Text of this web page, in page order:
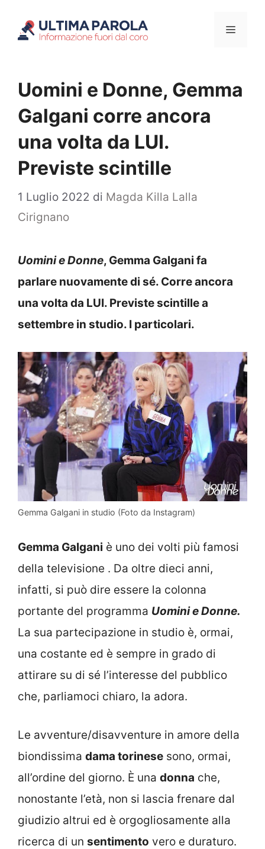
Menu
Uomini e Donne, Gemma
Galgani corre ancora
una volta da LUI.
Previste scintille
1 Luglio 2022 di Magda Killa Lalla
Cirignano
Uomini e Donne, Gemma Galgani fa
parlare nuovamente di sé. Corre ancora
una volta da LUI. Previste scintille a
settembre in studio. I particolari.
Gemma Galgani in studio (Foto da Instagram)
Gemma Galgani è uno dei volti più famosi
della televisione . Da oltre dieci anni,
infatti, si può dire essere la colonna
portante del programma Uomini e Donne.
La sua partecipazione in studio è, ormai,
una costante ed è sempre in grado di
attirare su di sé l’interesse del pubblico
che, parliamoci chiaro, la adora.
Le avventure/disavventure in amore della
biondissima dama torinese sono, ormai,
all’ordine del giorno. È una donna che,
nonostante l’età, non si lascia frenare dal
giudizio altrui ed è orgogliosamente alla
ricerca di un sentimento vero e duraturo.